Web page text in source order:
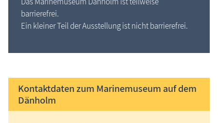
barrierefrei.
Ein kleiner Teil der Ausstellung ist nicht barrierefrei.
Kontaktdaten zum Marinemuseum auf dem
Dänholm